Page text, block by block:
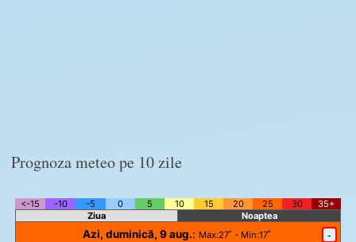
Prognoza meteo pe 10 zile
<-15 -10 -5 0 5 10 15 20 25 30
35+
Ziua
Noaptea
Azi, duminică, 9 aug.: Max:27˚ - Min:17˚ -